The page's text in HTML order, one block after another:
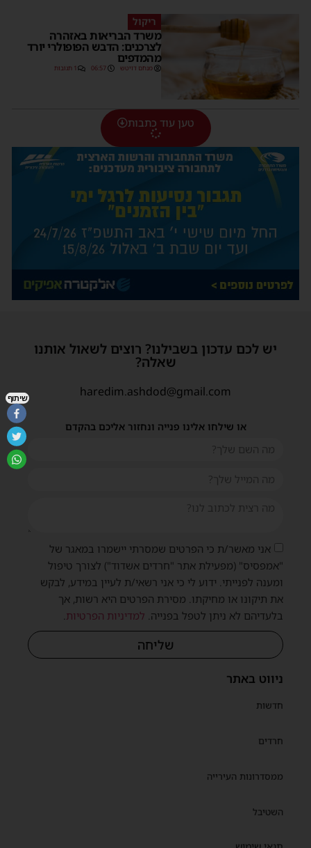
ריקול
משרד הבריאות באזהרה
לצרכנים: הדבש הפופולרי יורד
מהמדפים
מנחם דויטש 06:57 1 תגובות
טען עוד כתבות
ניווט באתר
חדשות
חרדים
ממסדרונות העירייה
השטיבל
יש לכם עדכון בשבילנו? רוצים לשאול אותנו
שאלה?
haredim.ashdod@gmail.com
או שילחו אלינו פנייה ונחזור אליכם בהקדם
אני מאשר/ת כי הפרטים שמסרתי יישמרו במאגר של
"אמפסיס" (מפעילת אתר "חרדים אשדוד") לצורך טיפול
ומענה לפנייתי. ידוע לי כי אני רשאי/ת לעיין במידע, לבקש
את תיקונו או מחיקתו. מסירת הפרטים היא רשות, אך
בלעדיהם לא ניתן לטפל בפנייה. למדיניות הפרטיות
שליחה
שיתוף